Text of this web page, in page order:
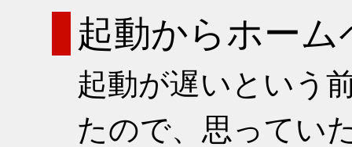
起動からホー
起動が遅いという
たので、思ってい